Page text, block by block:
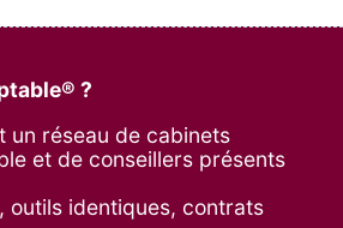
?
un réseau de cabinets
et de conseillers présents
outils identiques, contrats